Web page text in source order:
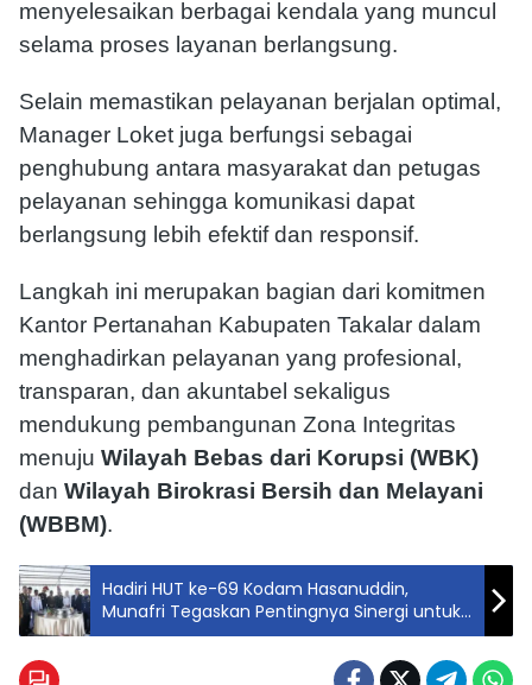
menyelesaikan berbagai kendala yang muncul
selama proses layanan berlangsung.
Selain memastikan pelayanan berjalan optimal,
Manager Loket juga berfungsi sebagai
penghubung antara masyarakat dan petugas
pelayanan sehingga komunikasi dapat
berlangsung lebih efektif dan responsif.
Langkah ini merupakan bagian dari komitmen
Kantor Pertanahan Kabupaten Takalar dalam
menghadirkan pelayanan yang profesional,
transparan, dan akuntabel sekaligus
mendukung pembangunan Zona Integritas
menuju Wilayah Bebas dari Korupsi (WBK)
dan Wilayah Birokrasi Bersih dan Melayani
(WBBM).
Hadiri HUT ke-69 Kodam Hasanuddin,
Munafri Tegaskan Pentingnya Sinergi untuk
Pembangunan